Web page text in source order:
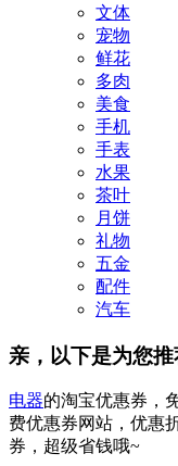
文体
宠物
鲜花
多肉
美食
手机
手表
水果
茶叶
月饼
礼物
五金
配件
汽车
亲，以下是为您
电器的淘宝优惠券，
费优惠券网站，优惠
券，超级省钱哦~